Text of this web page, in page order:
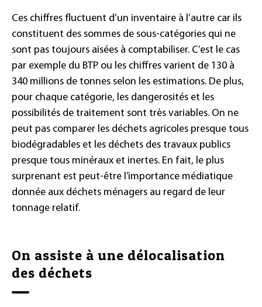
Ces chiffres fluctuent d’un inventaire à l’autre car ils
constituent des sommes de sous-catégories qui ne
sont pas toujours aisées à comptabiliser. C’est le cas
par exemple du BTP ou les chiffres varient de 130 à
340 millions de tonnes selon les estimations. De plus,
pour chaque catégorie, les dangerosités et les
possibilités de traitement sont très variables. On ne
peut pas comparer les déchets agricoles presque tous
biodégradables et les déchets des travaux publics
presque tous minéraux et inertes. En fait, le plus
surprenant est peut-être l’importance médiatique
donnée aux déchets ménagers au regard de leur
tonnage relatif.
On assiste à une délocalisation
des déchets